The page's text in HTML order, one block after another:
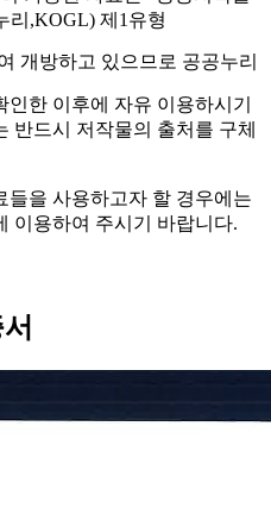
리,KOGL) 제1유형
개방하고 있으므로 공공누리
한 이후에 자유 이용하시기
반드시 저작물의 출처를 구체
들을 사용하고자 할 경우에는
이용하여 주시기 바랍니다.